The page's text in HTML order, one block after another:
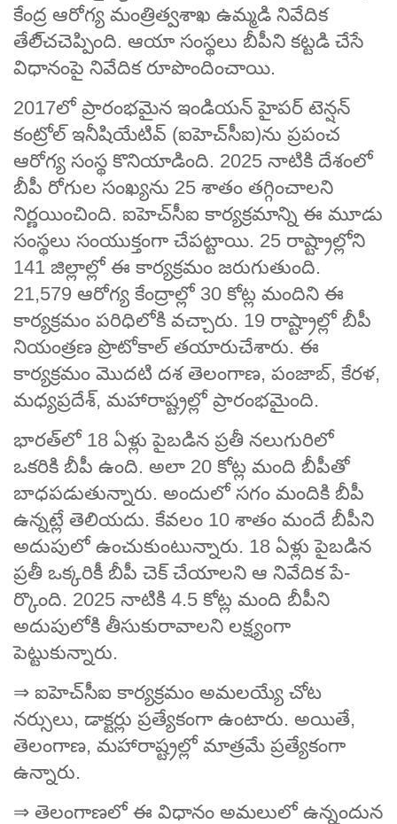
కేంద్ర ఆరోగ్య మంత్రిత్వశాఖ ఉమ్మడి నివేదిక
తేలి్చచెప్పింది. ఆయా సంస్థలు బీపీని కట్టడి చేసే
విధానంపై నివేదిక రూపొందించాయి.
2017లో ప్రారంభమైన ఇండియన్‌ హైపర్‌ టెన్షన్‌
కంట్రోల్‌ ఇనీషియేటివ్‌ (ఐహెచ్‌సీఐ)ను ప్రపంచ
ఆరోగ్య సంస్థ కొనియాడింది. 2025 నాటికి దేశంలో
బీపీ రోగుల సంఖ్యను 25 శాతం తగ్గించాలని
నిర్ణయించింది. ఐహెచ్‌సీఐ కార్యక్రమాన్ని ఈ మూడు
సంస్థలు సంయుక్తంగా చేపట్టాయి. 25 రాష్ట్రాల్లోని
141 జిల్లాల్లో ఈ కార్య­క్రమం జరుగుతుంది.
21,579 ఆరో­గ్య కేంద్రాల్లో 30 కోట్ల మందిని ఈ
కార్యక్రమం పరిధిలోకి వచ్చారు. 19 రాష్ట్రాల్లో బీపీ
నియంత్రణ ప్రొటోకాల్‌ తయారుచేశారు. ఈ
కార్యక్రమం మొదటి దశ తెలంగాణ, పంజాబ్, కేరళ,
మధ్యప్ర­దేశ్, మహారాష్ట్రల్లో ప్రారంభమైంది.
భారత్‌లో 18 ఏళ్లు పైబడిన ప్రతీ నలుగురిలో
ఒకరికి బీపీ ఉంది. అలా 20 కోట్ల మంది బీపీతో
బాధపడుతున్నారు. అందులో సగం మందికి బీపీ
ఉన్నట్లే తెలియదు. కేవలం 10 శాతం మందే బీపీని
అదుపులో ఉంచుకుంటున్నారు. 18 ఏళ్లు పైబడిన
ప్రతీ ఒక్కరికీ బీపీ చెక్‌ చేయాలని ఆ నివేదిక పే­
ర్కొంది. 2025 నాటికి 4.5 కోట్ల మంది బీపీని
అదుపులోకి తీసుకురావాలని లక్ష్యంగా
పెట్టుకున్నారు.
⇒ ఐహెచ్‌సీఐ కార్యక్రమం అమలయ్యే చోట
నర్సులు, డాక్టర్లు ప్రత్యేకంగా ఉంటారు. అయితే,
తెలంగాణ, మహారాష్ట్రల్లో మాత్రమే ప్రత్యేకంగా
ఉన్నారు.
⇒ తెలంగాణలో ఈ విధానం అమలులో ఉన్నందున